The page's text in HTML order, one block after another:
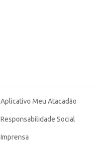
Aplicativo Meu Atacadão
Responsabilidade Social
Imprensa